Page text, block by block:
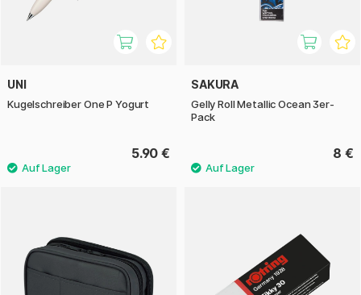
UNI
Kugelschreiber One P Yogurt
5.90 €
SAKURA
Gelly Roll Metallic Ocean 3er-
Pack
8 €